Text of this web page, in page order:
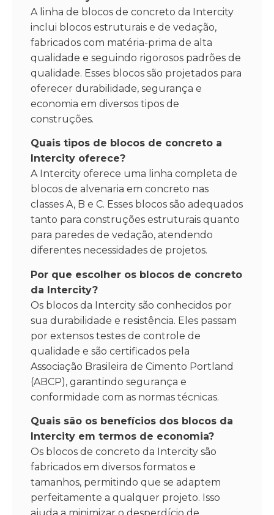
A linha de blocos de concreto da Intercity
inclui blocos estruturais e de vedação,
fabricados com matéria-prima de alta
qualidade e seguindo rigorosos padrões de
qualidade. Esses blocos são projetados para
oferecer durabilidade, segurança e
economia em diversos tipos de
construções.
Quais tipos de blocos de concreto a
Intercity oferece?
A Intercity oferece uma linha completa de
blocos de alvenaria em concreto nas
classes A, B e C. Esses blocos são adequados
tanto para construções estruturais quanto
para paredes de vedação, atendendo
diferentes necessidades de projetos.
Por que escolher os blocos de concreto
da Intercity?
Os blocos da Intercity são conhecidos por
sua durabilidade e resistência. Eles passam
por extensos testes de controle de
qualidade e são certificados pela
Associação Brasileira de Cimento Portland
(ABCP), garantindo segurança e
conformidade com as normas técnicas.
Quais são os benefícios dos blocos da
Intercity em termos de economia?
Os blocos de concreto da Intercity são
fabricados em diversos formatos e
tamanhos, permitindo que se adaptem
perfeitamente a qualquer projeto. Isso